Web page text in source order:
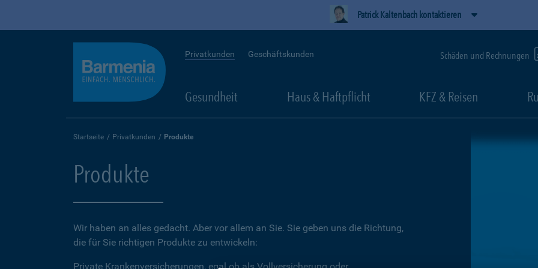
Patrick Kaltenbach kontaktieren
Privatkunden Geschäftskunden Schäden und Rechnungen
Gesundheit Haus & Haftpflicht KFZ & Reisen
Startseite Privatkunden Produkte
Produkte
Wir haben an alles gedacht. Aber vor allem an Sie. Sie geben uns die Richtung,
die für Sie richtigen Produkte zu entwickeln:
Private Krankenversicherungen, egal ob als Vollversicherung oder